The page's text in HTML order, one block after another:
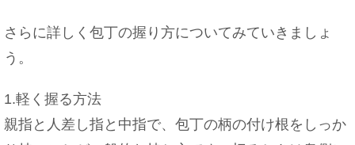
さらに詳しく包丁の握り方についてみていきましょ
う。
1.軽く握る方法
親指と人差し指と中指で、包丁の柄の付け根をしっか